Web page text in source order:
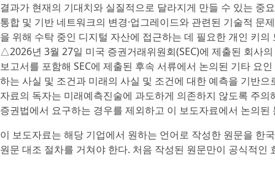
결과가 현재의 기대치와 실질적으로 달라지게 만들 수 있는
통합 및 기반 네트워크의 변경·업그레이드와 관련된 기술적
을 위해 수탁 중인 디지털 자산에 접근하는 데 필요한 개인 키
△2026년 3월 27일 미국 증권거래위원회(SEC)에 제출된 회사
보고서를 포함해 SEC에 제출된 후속 서류에서 논의된 기타 요
하는 사실 및 조건과 미래의 사실 및 조건에 대한 예측을 기반
자료의 독자는 미래예측진술에 과도하게 의존하지 않도록 주
증권법에서 요구하는 경우를 제외하고 이 보도자료에서 논의
이 보도자료는 해당 기업에서 원하는 언어로 작성한 원문을 한
원문 대조 절차를 거쳐야 한다. 처음 작성된 원문만이 공식적